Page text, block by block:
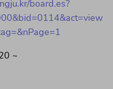
board.es?
~